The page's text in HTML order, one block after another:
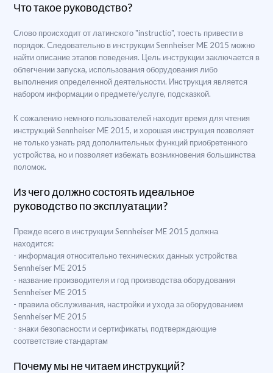
Что такое руководство?
Слово происходит от латинского "instructio", тоесть привести в
порядок. Следовательно в инструкции Sennheiser ME 2015 можно
найти описание этапов поведения. Цель инструкции заключается в
облегчении запуска, использования оборудования либо
выполнения определенной деятельности. Инструкция является
набором информации о предмете/услуге, подсказкой.
К сожалению немного пользователей находит время для чтения
инструкций Sennheiser ME 2015, и хорошая инструкция позволяет
не только узнать ряд дополнительных функций приобретенного
устройства, но и позволяет избежать возникновения большинства
поломок.
Из чего должно состоять идеальное
руководство по эксплуатации?
Прежде всего в инструкции Sennheiser ME 2015 должна
находится:
- информация относительно технических данных устройства
Sennheiser ME 2015
- название производителя и год производства оборудования
Sennheiser ME 2015
- правила обслуживания, настройки и ухода за оборудованием
Sennheiser ME 2015
- знаки безопасности и сертификаты, подтверждающие
соответствие стандартам
Почему мы не читаем инструкций?